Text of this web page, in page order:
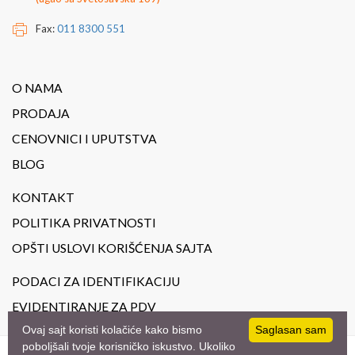
Fax:011 8300 551
O NAMA
PRODAJA
CENOVNICI I UPUTSTVA
BLOG
KONTAKT
POLITIKA PRIVATNOSTI
OPŠTI USLOVI KORIŠĆENJA SAJTA
PODACI ZA IDENTIFIKACIJU
EVIDENTIRANJE ZA PDV
Saglasan sam
Ovaj sajt koristi kolačiće kako bismo
poboljšali tvoje korisničko iskustvo. Ukoliko